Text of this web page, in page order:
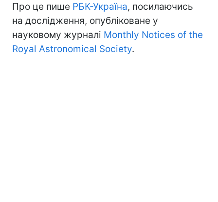
Про це пише РБК-Україна, посилаючись
на дослідження, опубліковане у
науковому журналі Monthly Notices of the
Royal Astronomical Society.